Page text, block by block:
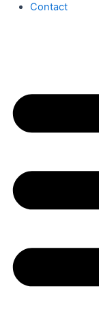
Contact